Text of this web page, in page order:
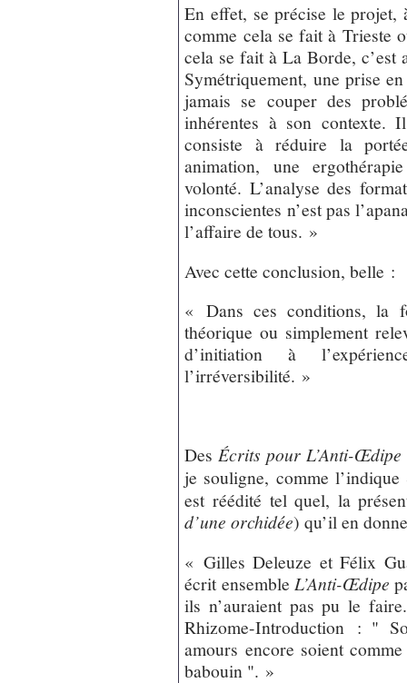
En effet, se précise le
comme cela se fait à Trieste
cela se fait à La Borde,
Symétriquement, une prise
jamais se couper des
inhérentes à son contexte.
consiste à réduire la
animation, une
volonté. L’analyse des
inconscientes n’est pas
l’affaire de tous. »
Avec cette conclusion, belle :
« Dans ces conditions, la
théorique ou simplement
d’initiation à
l’irréversibilité. »
DesÉcrits pour L’Anti-Œdipe
je souligne, comme l’indique
est réédité tel quel, la
d’une orchidée) qu’il en
« Gilles Deleuze et Félix
écrit ensemble L’Anti-Œdipe
ils n’auraient pas pu le
Rhizome-Introduction : "
amours encore soient
babouin ". »